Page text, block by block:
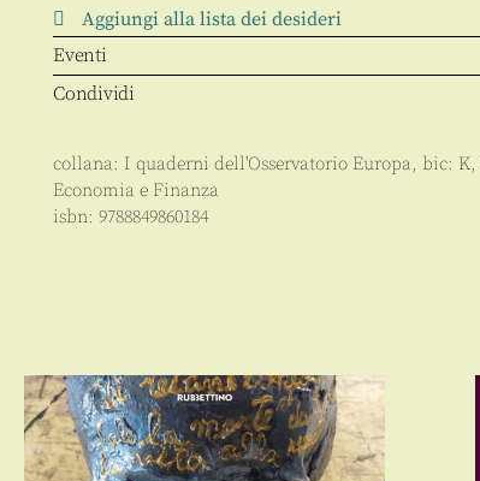
fase
di
transizione
quantità
Aggiungi alla lista dei desideri
Eventi
Condividi
collana: I quaderni dell'Osservatorio Europa, bic: K,
Economia e Finanza
isbn: 9788849860184